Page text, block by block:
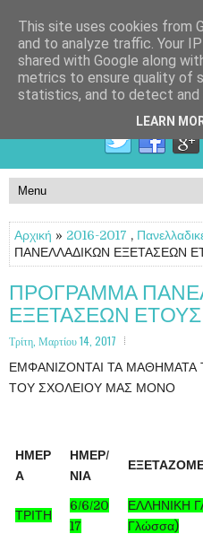
Αρχική » 2016-2017 ,
ΠΑΝΕΛΛΑΔΙΚΩΝ ΕΞΕΤΑΣΕΩΝ
ΠΡΟΓΡΑΜΜΑ
ΕΞΕΤΑΣΕΩΝ ΕΤΟΥΣ
Τρίτη, Μαρτίου 14, 2017
ΕΜΦΑΝΙΖΟΝΤΑΙ ΤΑ ΜΑΘΗΜΑΤΑ
ΤΟΥ ΣΧΟΛΕΙΟΥ ΜΑΣ ΜΟΝΟ
ΗΜΕΡ
Α
ΗΜΕΡ/
ΝΙΑ
ΤΡΙΤΗ
6/6/20
17
ΕΛΛΗΝΙΚΗ
Γλώσσα)
This site uses cookies from
and to analyze traffic. Your
shared with Google along
metrics to ensure quality of
statistics, and to detect and
LEARN